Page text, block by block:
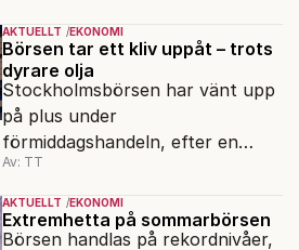
AKTUELLT EKONOMI
Börsen tar ett kliv uppåt – trots
dyrare olja
Stockholmsbörsen har vänt upp
på plus under
förmiddagshandeln, efter en
inledning nedåt – trots ett högre
oljepris och AI-oro.
Av: TT
AKTUELLT EKONOMI
Extremhetta på sommarbörsen
Börsen handlas på rekordnivåer,